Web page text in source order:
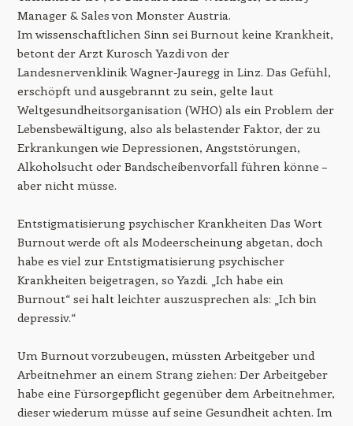
Manager & Sales von Monster Austria.
Im wissenschaftlichen Sinn sei Burnout keine Krankheit,
betont der Arzt Kurosch Yazdi von der
Landesnervenklinik Wagner-Jauregg in Linz. Das Gefühl,
erschöpft und ausgebrannt zu sein, gelte laut
Weltgesundheitsorganisation (WHO) als ein Problem der
Lebensbewältigung, also als belastender Faktor, der zu
Erkrankungen wie Depressionen, Angststörungen,
Alkoholsucht oder Bandscheibenvorfall führen könne –
aber nicht müsse.
Entstigmatisierung psychischer Krankheiten Das Wort
Burnout werde oft als Modeerscheinung abgetan, doch
habe es viel zur Entstigmatisierung psychischer
Krankheiten beigetragen, so Yazdi. „Ich habe ein
Burnout“ sei halt leichter auszusprechen als: „Ich bin
depressiv.“
Um Burnout vorzubeugen, müssten Arbeitgeber und
Arbeitnehmer an einem Strang ziehen: Der Arbeitgeber
habe eine Fürsorgepflicht gegenüber dem Arbeitnehmer,
dieser wiederum müsse auf seine Gesundheit achten. Im